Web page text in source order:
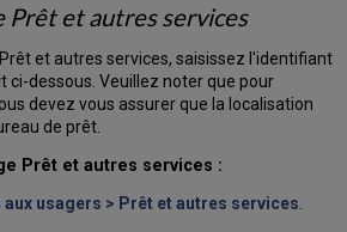
Prêt et autres services
et autres services, saisissez l'identifiant
ci-dessous. Veuillez noter que pour
devez vous assurer que la localisation
de prêt.
Prêt et autres services :
aux usagers > Prêt et autres services